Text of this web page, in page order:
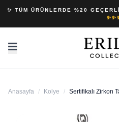
✨ TÜM ÜRÜNLERDE %20
Anasayfa / Kolye / Sertifikalı Zirkon